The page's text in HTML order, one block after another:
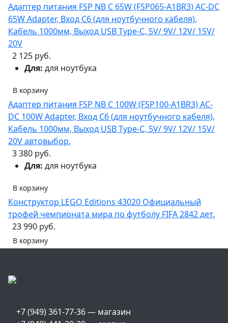
Адаптер питания FSP NB C 65W (FSP065-A1BR3) AC-DC
65W Adapter, Вход C6 (для ноутбучного кабеля),
Кабель 1000мм, Выход USB Type-C, 5V/ 9V/ 12V/ 15V/
20V
2 125 руб.
Для: для ноутбука
В корзину
Адаптер питания FSP NB C 100W (FSP100-A1BR3) AC-
DC 100W Adapter, Вход C6 (для ноутбучного кабеля),
Кабель 1000мм, Выход USB Type-C, 5V/ 9V/ 12V/ 15V/
20V автовыбор.
3 380 руб.
Для: для ноутбука
В корзину
Конструктор LEGO Editions 43020 Официальный
трофей чемпионата мира по футболу FIFA 2842 дет.
23 990 руб.
В корзину
+7 (949) 361-77-36 — магазин